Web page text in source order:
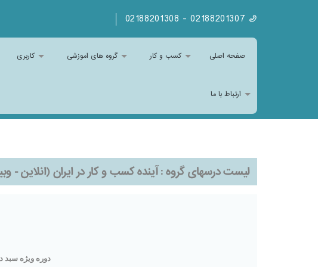
صفحه اصلی کسب و کار گروه های اموزشی کاربری
ارتباط با ما
لیست درسهای گروه :آینده کسب و کار در ایران (انلاین -
دوره ویژه